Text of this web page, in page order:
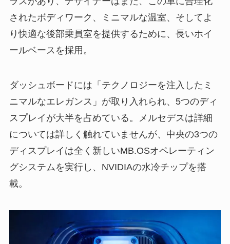
されたボディワーク、ミニマルな温室、そしてよ
り快適な後部乗員室を提供するために、長いホイ
ールベースを採用。
ダッシュボードには「テクノロジーを注入したミ
ニマルなエレガンス」が取り入れられ、5つのディ
スプレイが大半を占めている。メルセデスは詳細
については詳しく触れていませんが、中央の3つの
ディスプレイは全く新しいMB.OSオペレーティン
グシステムを実行し、NVIDIAの水冷チップを搭
載。